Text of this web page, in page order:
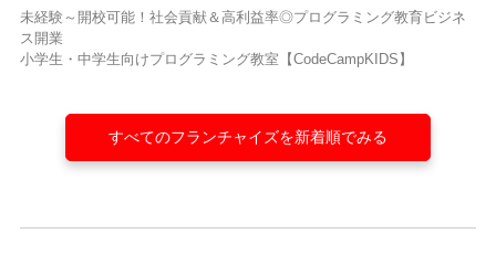
未経験～開校可能！社会貢献＆高利益率◎プログラミング教育ビジネ
ス開業
小学生・中学生向けプログラミング教室【CodeCampKIDS】
すべてのフランチャイズを新着順でみる